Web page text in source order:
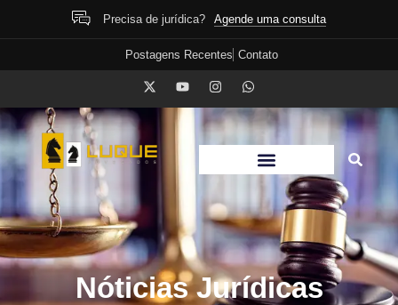
Precisa de jurídica? Agende uma consulta
Postagens Recentes Contato
Nóticias Jurídicas